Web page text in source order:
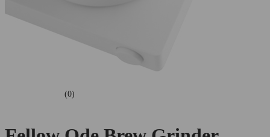
(0)